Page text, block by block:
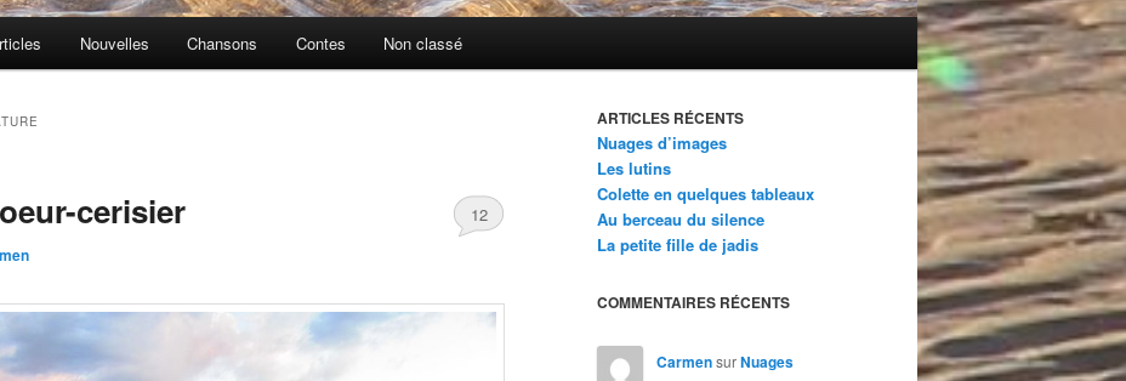
Nouvelles Chansons Contes Non classé
cerisier 12
ARTICLES RÉCENTS
Nuages d’images
Les lutins
Colette en quelques tableaux
Au berceau du silence
La petite fille de jadis
COMMENTAIRES RÉCENTS
CarmensurNuages